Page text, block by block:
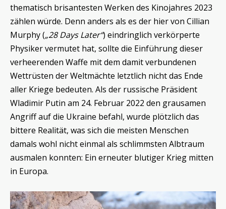
thematisch brisantesten Werken des Kinojahres 2023
zählen würde. Denn anders als es der hier von Cillian
Murphy („28 Days Later“) eindringlich verkörperte
Physiker vermutet hat, sollte die Einführung dieser
verheerenden Waffe mit dem damit verbundenen
Wettrüsten der Weltmächte letztlich nicht das Ende
aller Kriege bedeuten. Als der russische Präsident
Wladimir Putin am 24. Februar 2022 den grausamen
Angriff auf die Ukraine befahl, wurde plötzlich das
bittere Realität, was sich die meisten Menschen
damals wohl nicht einmal als schlimmsten Albtraum
ausmalen konnten: Ein erneuter blutiger Krieg mitten
in Europa.